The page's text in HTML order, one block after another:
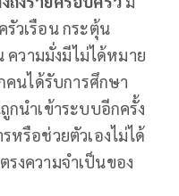
วเรือน กระตุ้น
ความมั่งมีไม่ได้หมาย
คนได้รับการศึกษา
กนำเข้าระบบอีกครั้ง
รือช่วยตัวเองไม่ได้
งความจำเป็นของ